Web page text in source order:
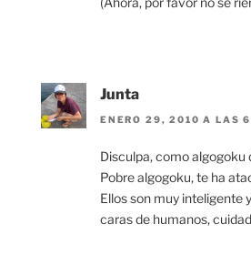
Junta
ENERO 29, 2010 A LAS
Disculpa, como algogoku
Pobre algogoku, te ha
Ellos son muy inteligente
caras de humanos,